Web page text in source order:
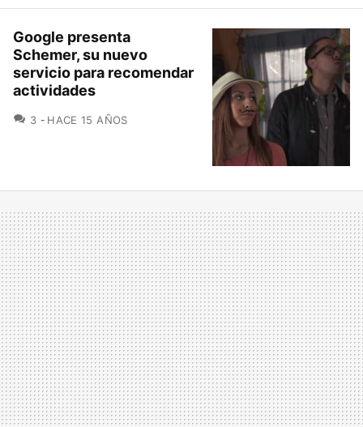
Google presenta
Schemer, su nuevo
servicio para recomendar
actividades
3 COMENTARIOS
HACE 15 AÑOS